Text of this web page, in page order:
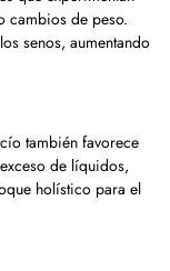
cambios de peso.
senos, aumentando
también favorece
de líquidos,
holístico para el